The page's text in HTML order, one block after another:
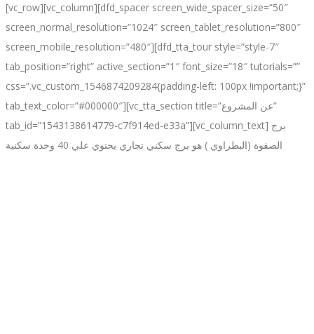
[vc_row][vc_column][dfd_spacer screen_wide_spacer_size=”50″
screen_normal_resolution=”1024″ screen_tablet_resolution=”800″
screen_mobile_resolution=”480″][dfd_tta_tour style=”style-7″
tab_position=”right” active_section=”1″ font_size=”18″ tutorials=””
css=”.vc_custom_1546874209284{padding-left: 100px !important;}”
tab_text_color=”#000000″][vc_tta_section title=”عن المشروع”
tab_id=”1543138614779-c7f914ed-e33a”][vc_column_text] برج
الصفوة (البطراوي ) هو برج سكني تجاري يحتوي علي 40 وحدة سكنية